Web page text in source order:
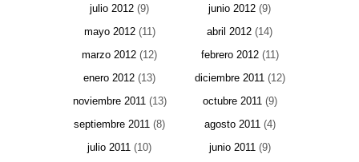
julio 2012 (9) junio 2012 (9)
mayo 2012(11) abril 2012 (14)
marzo 2012 (12) febrero 2012(11)
enero 2012 (13) diciembre 2011(12)
noviembre 2011(13) octubre 2011(9)
septiembre 2011 (8) agosto 2011(4)
julio 2011 (10) junio 2011(9)